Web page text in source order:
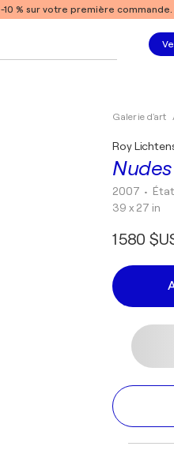
% sur votre première commande.
Galerie d'art
Roy
2007 •
39 x 27 in
1 580